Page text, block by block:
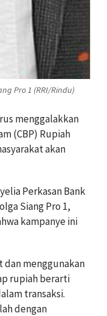
Pro 1 (RRI/Rindu)
menggalakkan
(CBP) Rupiah
akan
Perkasan Bank
Siang Pro 1,
kampanye ini
menggunakan
rupiah berarti
transaksi.
dengan